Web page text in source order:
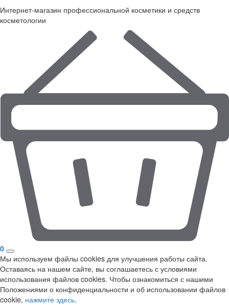
Интернет-магазин профессиональной косметики и средств
косметологии
0
Мы используем файлы cookies для улучшения работы сайта.
Оставаясь на нашем сайте, вы соглашаетесь с условиями
использования файлов cookies. Чтобы ознакомиться с нашими
Положениями о конфиденциальности и об использовании файлов
cookie, нажмите здесь.